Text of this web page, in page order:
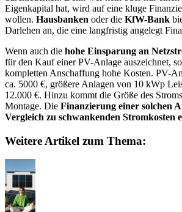
Eigenkapital hat, wird auf eine kluge
wollen. Hausbanken oder die KfW-Bank
Darlehen an, die eine langfristig angelegt
Wenn auch die hohe Einsparung an
für den Kauf einer PV-Anlage auszeichnet,
kompletten Anschaffung hohe Kosten. PV-
ca. 5000 €, größere Anlagen von 10 kWp
12.000 €. Hinzu kommt die Größe des
Montage. Die Finanzierung einer solchen
Vergleich zu schwankenden Stromkosten
Weitere Artikel zum Thema: